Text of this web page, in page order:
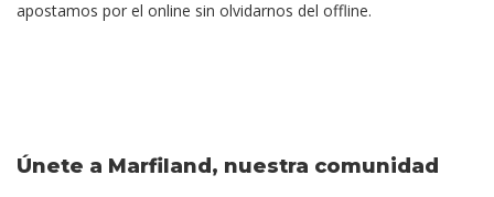
apostamos por el online sin olvidarnos del offline.
Únete a Marfiland, nuestra comunidad